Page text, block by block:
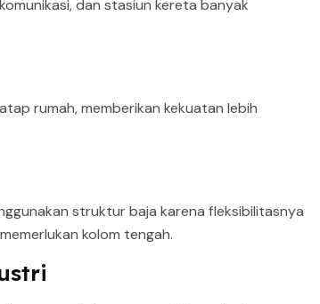
dan stasiun kereta banyak
rumah, memberikan kekuatan lebih
struktur baja karena fleksibilitasnya
kolom tengah.